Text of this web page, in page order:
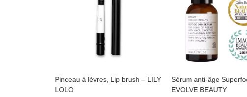
Pinceau à lèvres, Lip brush – LILY
LOLO
Sérum anti-âge
EVOLVE BEAUTY